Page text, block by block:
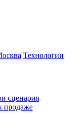
Технологии
сценария
продаже